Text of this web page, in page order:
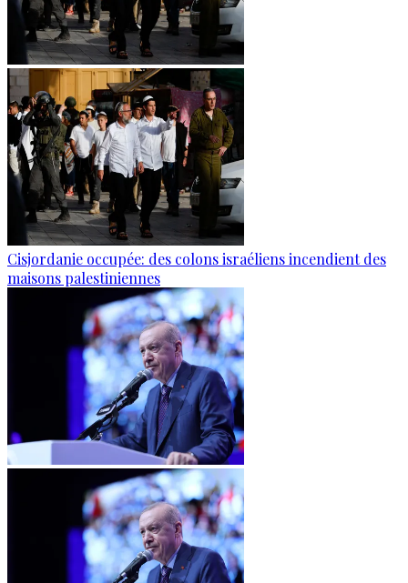
Cisjordanie occupée: des colons israéliens incendient des
maisons palestiniennes